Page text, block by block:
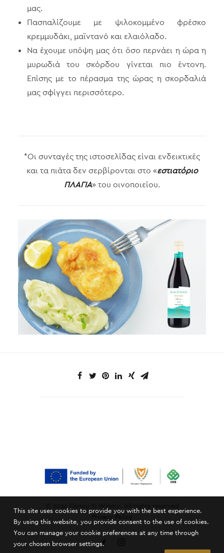
μας.
Πασπαλίζουμε με ψιλοκομμένο φρέσκο
κρεμμυδάκι, μαϊντανό και ελαιόλαδο.
Να έχουμε υπόψη μας ότι όσο περνάει η ώρα η
μυρωδιά του σκόρδου γίνεται πιο έντονη.
Επίσης με το πέρασμα της ώρας η σκορδαλιά
μας σφίγγει περισσότερο.
*Οι συνταγές της ιστοσελίδας είναι ενδεικτικές
και τα πιάτα δεν σερβίρονται στο «εστιατόριο
ΠΛΑΓΙΑ» του οινοποιείου.
Privacy Policy
This site uses cookies to provide you with the best experience.
By using this website, you provide consent to the use of cookies.
You can manage your cookie preferences at any time through
your chosen browser settings.